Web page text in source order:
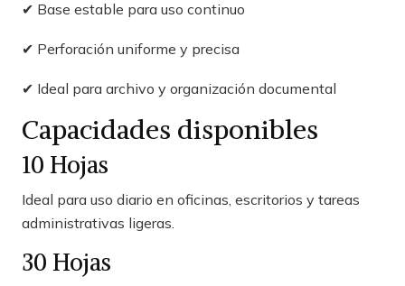
✔ Base estable para uso continuo
✔ Perforación uniforme y precisa
✔ Ideal para archivo y organización documental
Capacidades disponibles
10 Hojas
Ideal para uso diario en oficinas, escritorios y tareas
administrativas ligeras.
30 Hojas